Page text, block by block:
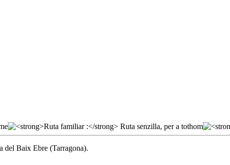
del Baix Ebre (Tarragona).